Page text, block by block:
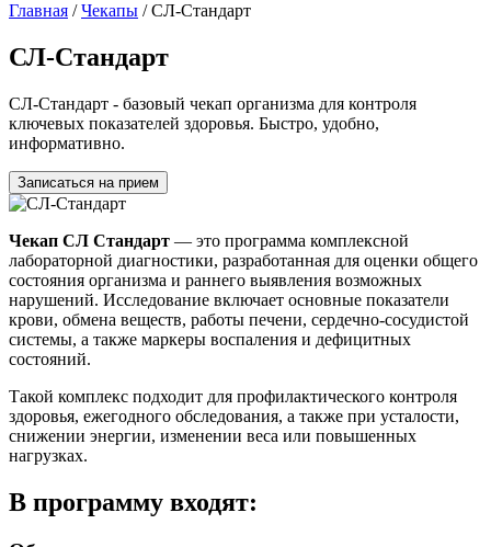
Главная /Чекапы /СЛ-Стандарт
СЛ-Стандарт
СЛ-Стандарт - базовый чекап организма для контроля
ключевых показателей здоровья. Быстро, удобно,
информативно.
Записаться на прием
Чекап СЛ Стандарт — это программа комплексной
лабораторной диагностики, разработанная для оценки общего
состояния организма и раннего выявления возможных
нарушений. Исследование включает основные показатели
крови, обмена веществ, работы печени, сердечно-сосудистой
системы, а также маркеры воспаления и дефицитных
состояний.
Такой комплекс подходит для профилактического контроля
здоровья, ежегодного обследования, а также при усталости,
снижении энергии, изменении веса или повышенных
нагрузках.
В программу входят: